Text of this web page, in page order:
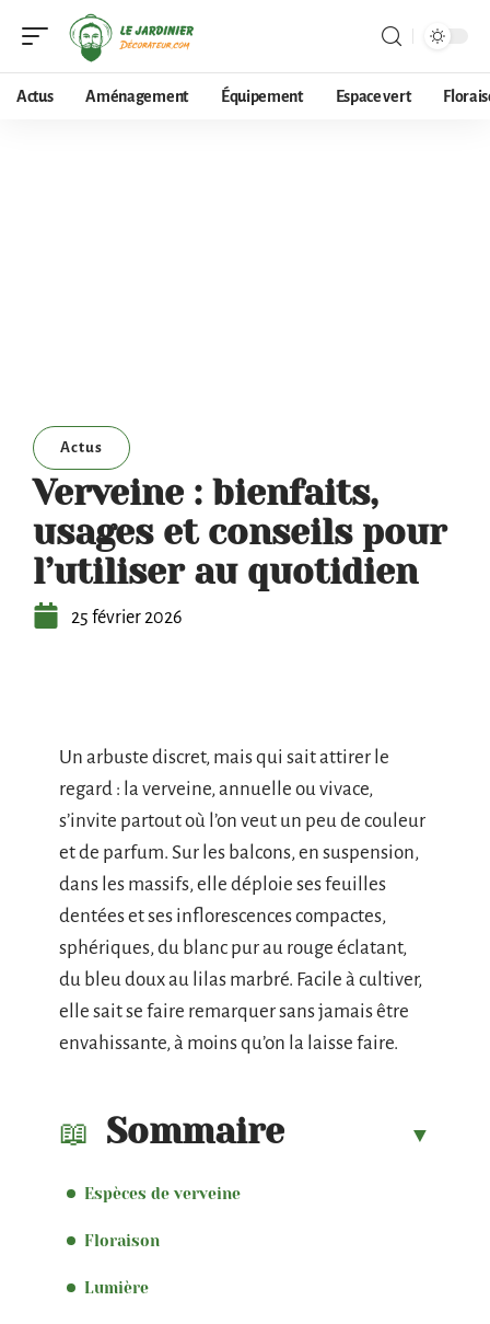
Actus Aménagement Équipement Espace vert
Actus
Verveine : bienfaits,
usages et conseils pour
l’utiliser au quotidien
25 février 2026
Un arbuste discret, mais qui sait attirer le
regard : la verveine, annuelle ou vivace,
s’invite partout où l’on veut un peu de couleur
et de parfum. Sur les balcons, en suspension,
dans les massifs, elle déploie ses feuilles
dentées et ses inflorescences compactes,
sphériques, du blanc pur au rouge éclatant,
du bleu doux au lilas marbré. Facile à cultiver,
elle sait se faire remarquer sans jamais être
envahissante, à moins qu’on la laisse faire.
Sommaire
Espèces de verveine
Floraison
Lumière